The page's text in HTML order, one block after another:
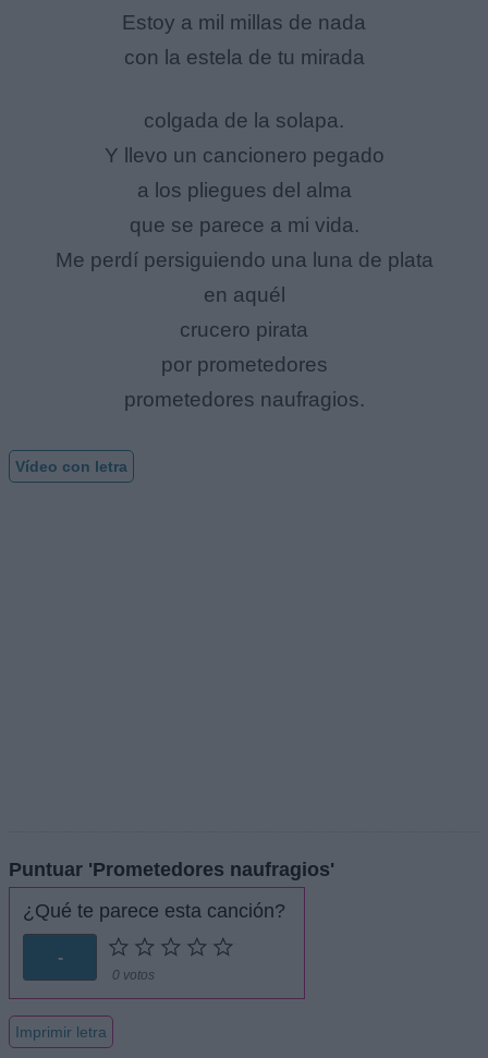
Estoy a mil millas de nada
con la estela de tu mirada
colgada de la solapa.
Y llevo un cancionero pegado
a los pliegues del alma
que se parece a mi vida.
Me perdí persiguiendo una luna de plata
en aquél
crucero pirata
por prometedores
prometedores naufragios.
Vídeo con letra
Puntuar 'Prometedores naufragios'
¿Qué te parece esta canción?
-
0 votos
Imprimir letra